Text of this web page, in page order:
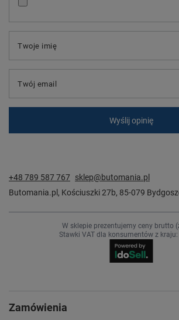
Twoje imię
Twój email
Wyślij opinię
+48 789 587 767 sklep@butomania.pl
Butomania.pl , Kościuszki 27b, 85-079
W sklepie prezentujemy ceny brutto
Stawki VAT dla konsumentów z kraju:
Zamówienia